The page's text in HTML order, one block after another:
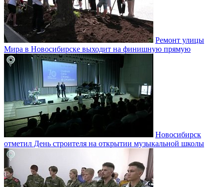
Ремонт улицы
Мира в Новосибирске выходит на финишную прямую
Новосибирск
отметил День строителя на открытии музыкальной школы